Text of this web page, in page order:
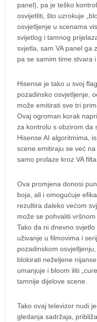
panel), pa je teško
osvijetliti, što uzrokuje
osvjetljenje u scenama
svijetlog i tamnog
svjetla, sam VA panel ga
pa se samim time stvara
Hisense je tako u svoj
pozadinsko osvjetljenje,
može emitirati sve tri
Ovaj ogroman korak
za kontrolu s obzirom da
Hisense AI algoritmima,
scene emitiraju se već
samo prolaze kroz VA
Ova promjena donosi
boja, ali i omogućuje
rezultira daleko većom
može se pohvaliti
Tako da ni dnevno
uživanje u filmovima i
pozadinskom
blokirati neželjene
umanjuje i bloom iliti
tamnije dijelove scene.
Tako ovaj televizor nudi
gledanja sadržaja,